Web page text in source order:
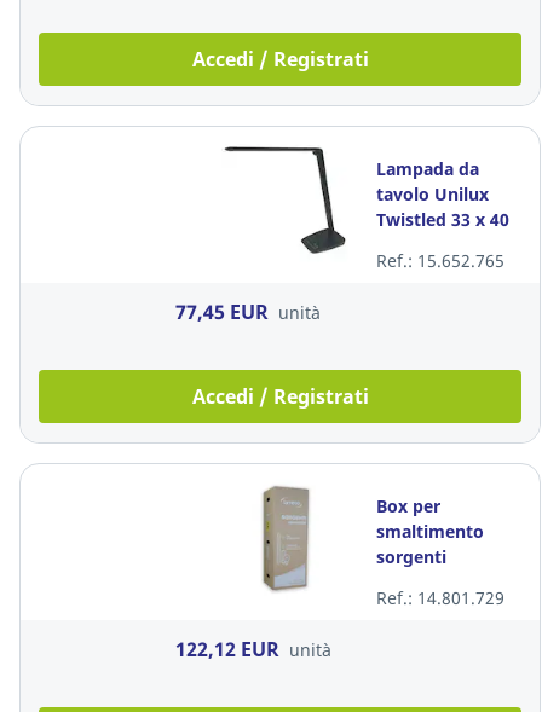
Accedi / Registrati
Lampada da
tavolo Unilux
Twistled 33 x 40
Ref.: 15.652.765
77,45 EUR unità
Accedi / Registrati
Box per
smaltimento
sorgenti
Ref.: 14.801.729
122,12 EUR unità